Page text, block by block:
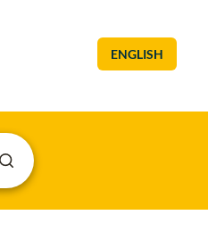
ENGLISH